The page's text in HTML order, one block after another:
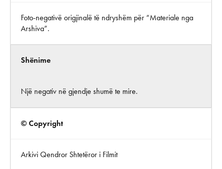
Foto-negativë origjinalë të ndryshëm për “Materiale nga
Arshiva”.
Shënime
Një negativ në gjendje shumë te mire.
© Copyright
Arkivi Qendror Shtetëror i Filmit